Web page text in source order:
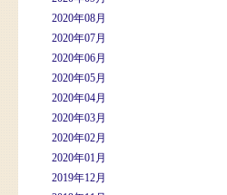
2020年08月
2020年07月
2020年06月
2020年05月
2020年04月
2020年03月
2020年02月
2020年01月
2019年12月